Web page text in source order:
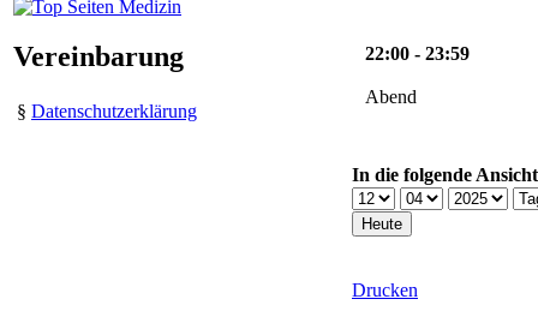
Vereinbarung
§ Datenschutzerklärung
22:00 - 23:59
Abend
In die folgende
Drucken